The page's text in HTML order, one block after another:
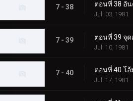
7 - 38
Jul. 03, 1981
7 - 39
Jul. 10, 1981
7 - 40
Jul. 17, 1981